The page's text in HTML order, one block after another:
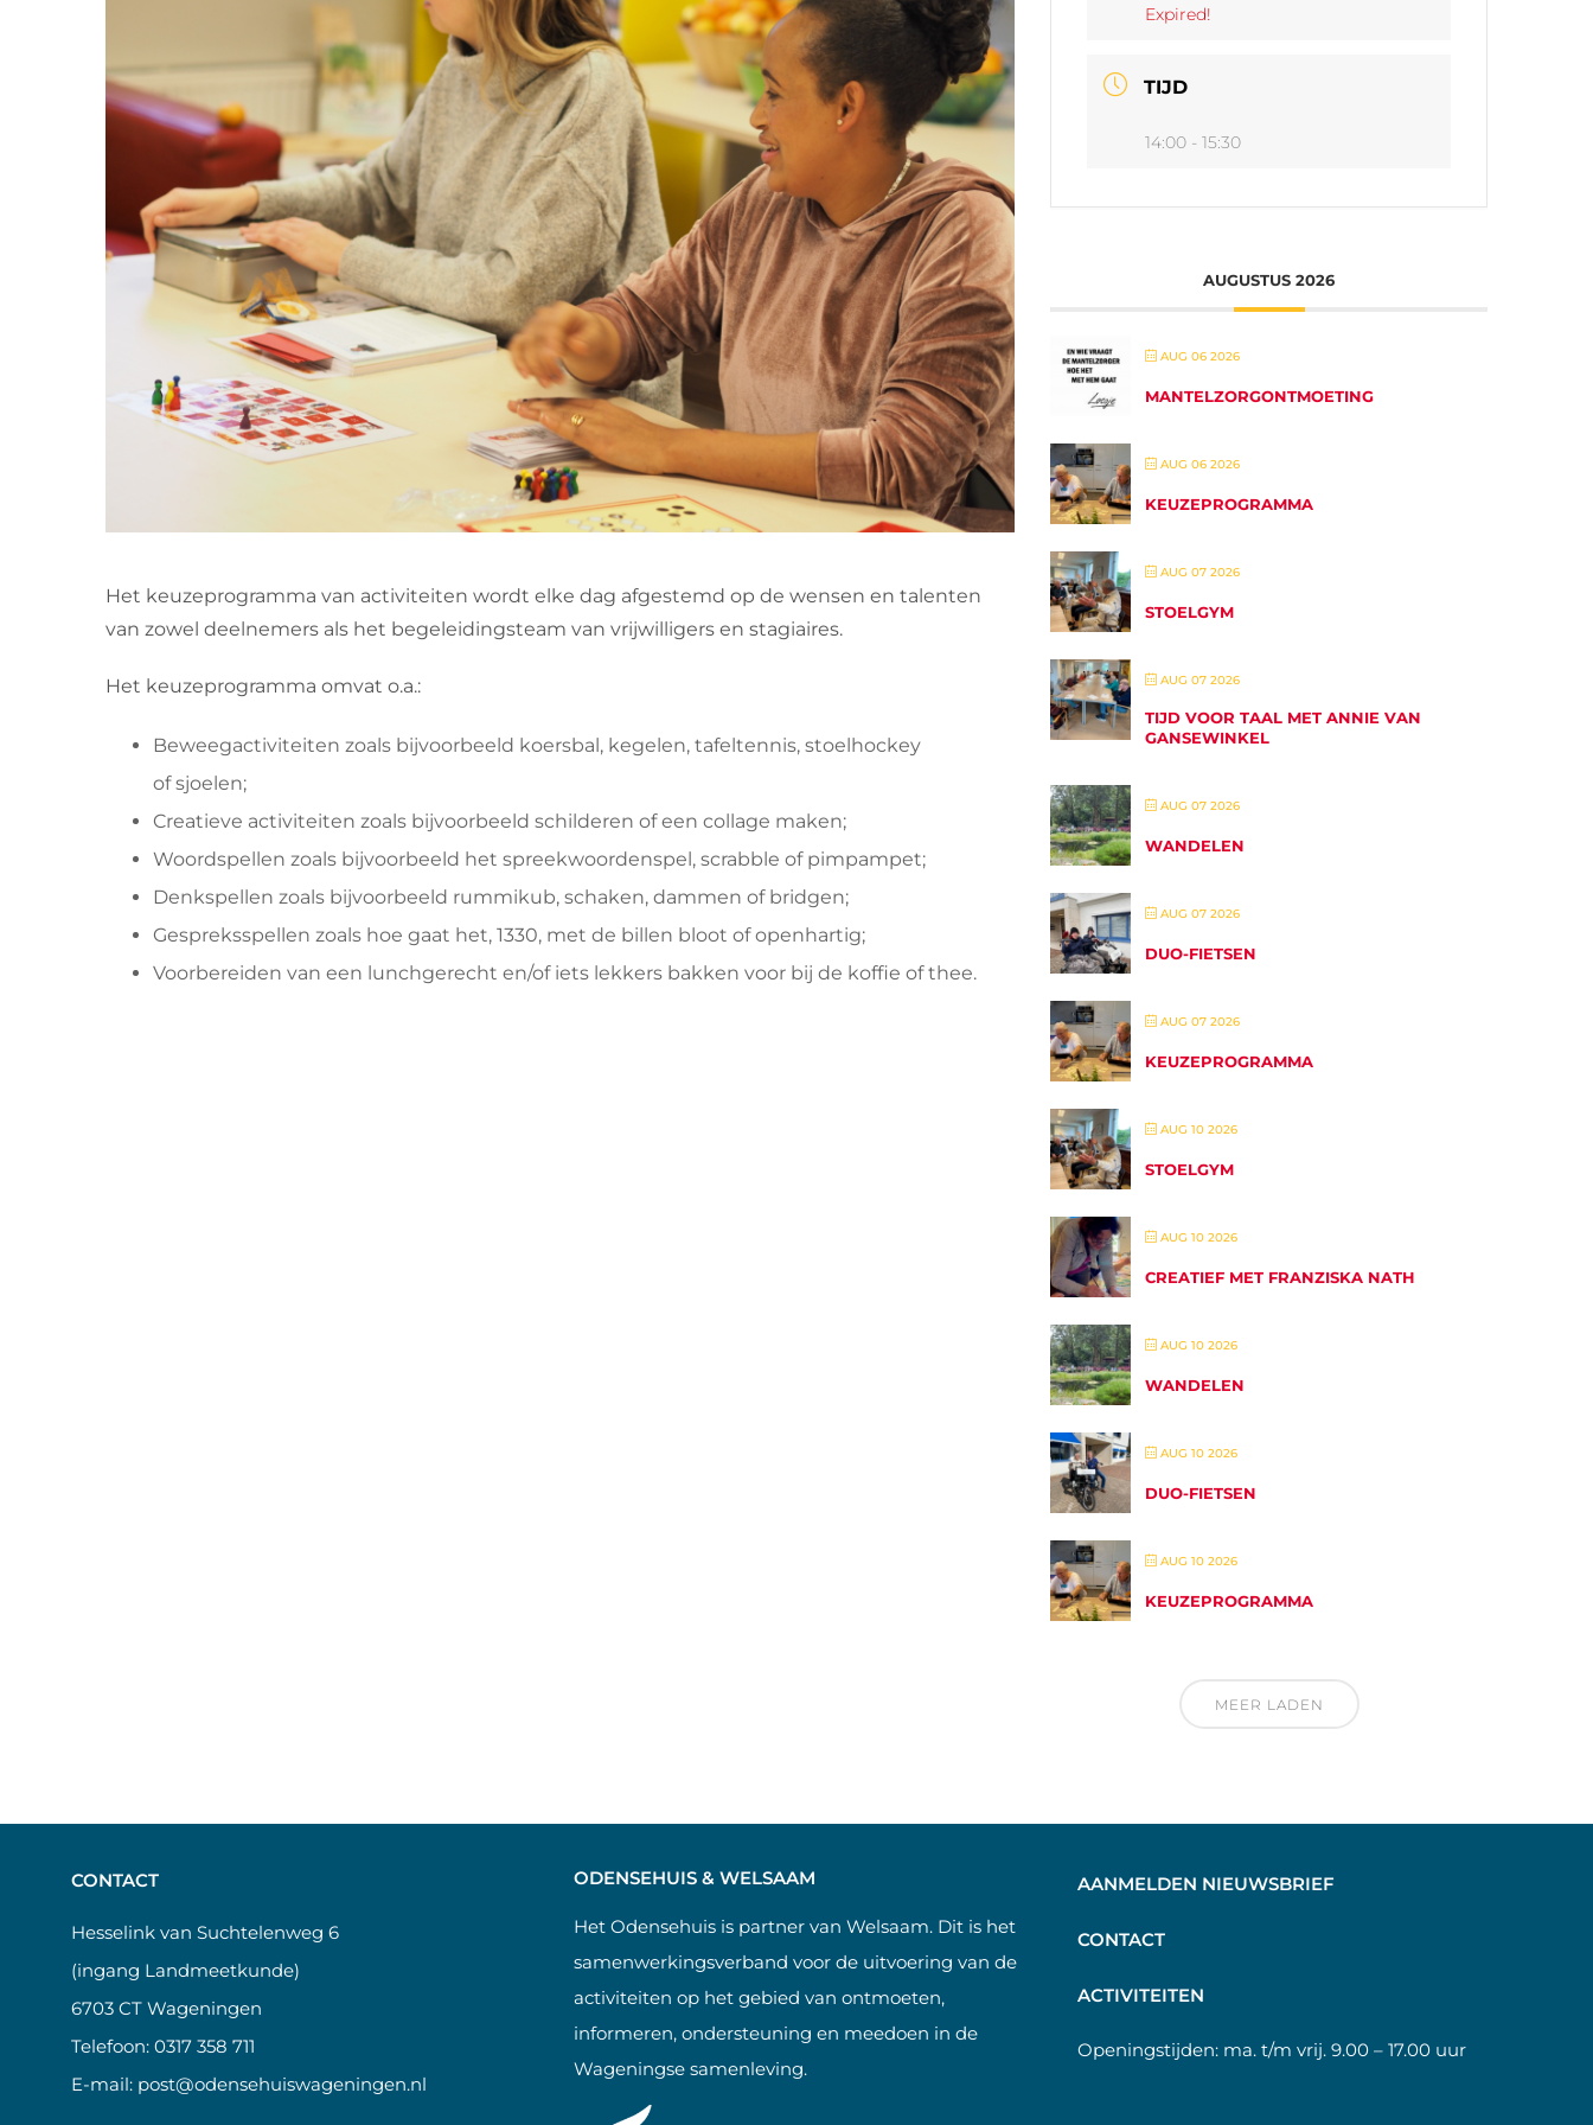
Het keuzeprogramma van activiteiten wordt elke dag afgestemd op de wensen en talenten
van zowel deelnemers als het begeleidingsteam van vrijwilligers en stagiaires.
Het keuzeprogramma omvat o.a.:
Beweegactiviteiten zoals bijvoorbeeld koersbal, kegelen, tafeltennis, stoelhockey
of sjoelen;
Creatieve activiteiten zoals bijvoorbeeld schilderen of een collage maken;
Woordspellen zoals bijvoorbeeld het spreekwoordenspel, scrabble of pimpampet;
Denkspellen zoals bijvoorbeeld rummikub, schaken, dammen of bridgen;
Gespreksspellen zoals hoe gaat het, 1330, met de billen bloot of openhartig;
Voorbereiden van een lunchgerecht en/of iets lekkers bakken voor bij de koffie of thee.
Expired!
TIJD
14:00 - 15:30
AUGUSTUS 2026
AUG 06 2026
MANTELZORGONTMOETING
AUG 06 2026
KEUZEPROGRAMMA
AUG 07 2026
STOELGYM
AUG 07 2026
TIJD VOOR TAAL MET ANNIE VAN
GANSEWINKEL
AUG 07 2026
WANDELEN
AUG 07 2026
DUO-FIETSEN
AUG 07 2026
KEUZEPROGRAMMA
AUG 10 2026
STOELGYM
AUG 10 2026
CREATIEF MET FRANZISKA NATH
AUG 10 2026
WANDELEN
AUG 10 2026
DUO-FIETSEN
AUG 10 2026
KEUZEPROGRAMMA
MEER LADEN
CONTACT
Hesselink van Suchtelenweg 6
(ingang Landmeetkunde)
6703 CT Wageningen
Telefoon: 0317 358 711
E-mail: post@odensehuiswageningen.nl
ODENSEHUIS & WELSAAM
Het Odensehuis is partner van Welsaam. Dit is het
samenwerkingsverband voor de uitvoering van de
activiteiten op het gebied van ontmoeten,
informeren, ondersteuning en meedoen in de
Wageningse samenleving.
AANMELDEN NIEUWSBRIEF
CONTACT
ACTIVITEITEN
Openingstijden: ma. t/m vrij. 9.00 – 17.00 uur